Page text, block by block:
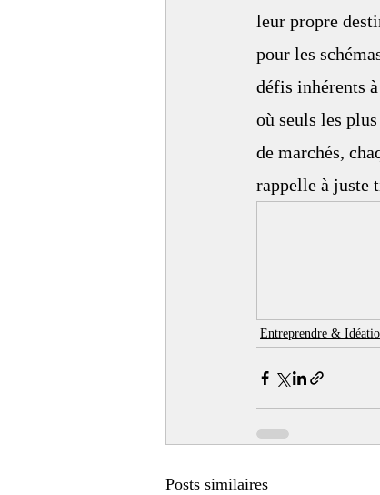
leur propre
pour les
défis inhérents
où seuls les
de marchés,
rappelle à juste
Entreprendre &
Posts similaires